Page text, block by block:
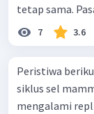
tetap
7 3.6
Peristiwa
siklus sel mammalia adalah
mengalami replikasi (2) jumlah DNA telah